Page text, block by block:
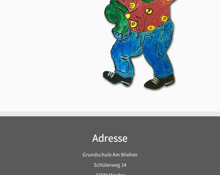
Adresse
Grundschule Am Wiehen
Schülerweg 14